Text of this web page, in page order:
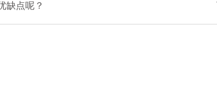
缺点呢？